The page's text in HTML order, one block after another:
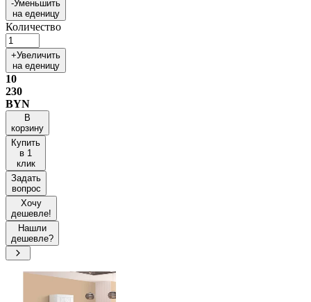
-Уменьшить
на еденицу
Количество
+Увеличить
на еденицу
10
230
BYN
В
корзину
Купить
в 1
клик
Задать
вопрос
Хочу
дешевле!
Нашли
дешевле?